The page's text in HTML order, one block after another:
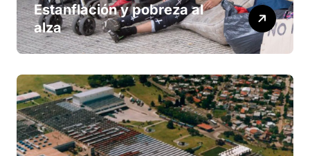
Estanflación y pobreza al
alza